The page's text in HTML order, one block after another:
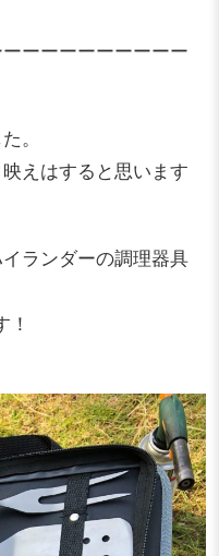
ーーーーーーーーー
。
えはすると思います
ランダーの調理器具